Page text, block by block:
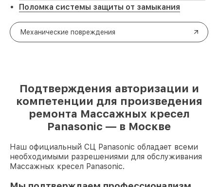
Поломка системы защиты от замыкания
Механические повреждения
Подтверждения авторизации и
компетенции для произведения
ремонта Массажных кресел
Panasonic — в Москве
Наш официальный СЦ Panasonic обладает всеми
необходимыми разрешениями для обслуживания
Массажных кресел Panasonic.